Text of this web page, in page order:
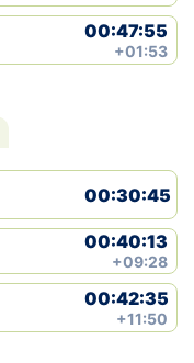
00:47:55
+01:53
00:30:45
00:40:13
+09:28
00:42:35
+11:50